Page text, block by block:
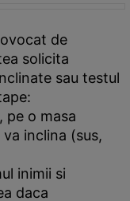
de
solicita
sau testul
pe o masa
inclina (sus,
inimii si
daca